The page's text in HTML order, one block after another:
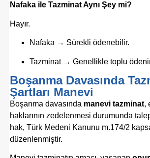
Nafaka ile Tazminat Aynı Şey mi?
Hayır.
Nafaka → Sürekli ödenebilir.
Tazminat → Genellikle toplu
Boşanma Davasında
Şartları Manevi
Boşanma davasında manevi tazminat,
haklarının zedelenmesi durumunda
hak, Türk Medeni Kanunu m.174/2
düzenlenmiştir.